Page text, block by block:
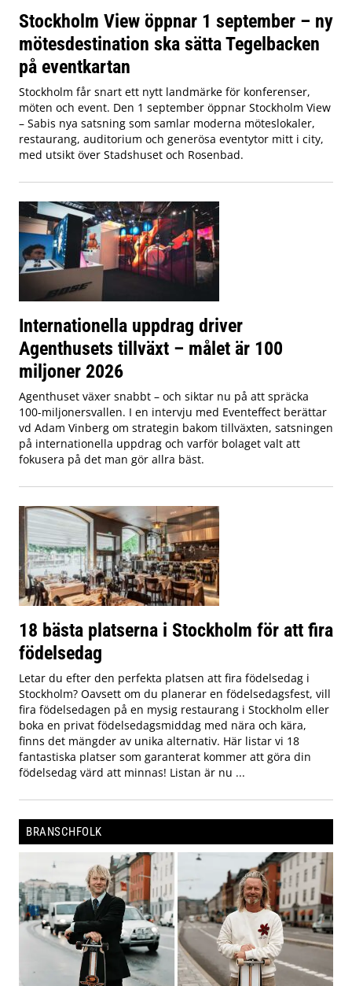
Stockholm View öppnar 1 september – ny
mötesdestination ska sätta Tegelbacken
på eventkartan
Stockholm får snart ett nytt landmärke för konferenser,
möten och event. Den 1 september öppnar Stockholm View
– Sabis nya satsning som samlar moderna möteslokaler,
restaurang, auditorium och generösa eventytor mitt i city,
med utsikt över Stadshuset och Rosenbad.
Internationella uppdrag driver
Agenthusets tillväxt – målet är 100
miljoner 2026
Agenthuset växer snabbt – och siktar nu på att spräcka
100-miljonersvallen. I en intervju med Eventeffect berättar
vd Adam Vinberg om strategin bakom tillväxten, satsningen
på internationella uppdrag och varför bolaget valt att
fokusera på det man gör allra bäst.
18 bästa platserna i Stockholm för att fira
födelsedag
Letar du efter den perfekta platsen att fira födelsedag i
Stockholm? Oavsett om du planerar en födelsedagsfest, vill
fira födelsedagen på en mysig restaurang i Stockholm eller
boka en privat födelsedagsmiddag med nära och kära,
finns det mängder av unika alternativ. Här listar vi 18
fantastiska platser som garanterat kommer att göra din
födelsedag värd att minnas! Listan är nu ...
BRANSCHFOLK